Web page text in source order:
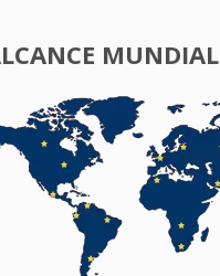
MUNDIAL